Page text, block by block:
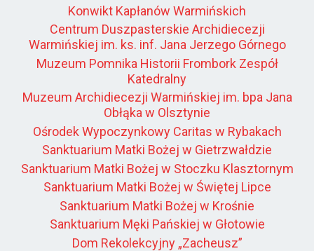
Konwikt Kapłanów Warmińskich
Centrum Duszpasterskie Archidiecezji
Warmińskiej im. ks. inf. Jana Jerzego Górnego
Muzeum Pomnika Historii Frombork Zespół
Katedralny
Muzeum Archidiecezji Warmińskiej im. bpa Jana
Obłąka w Olsztynie
Ośrodek Wypoczynkowy Caritas w Rybakach
Sanktuarium Matki Bożej w Gietrzwałdzie
Sanktuarium Matki Bożej w Stoczku Klasztornym
Sanktuarium Matki Bożej w Świętej Lipce
Sanktuarium Matki Bożej w Krośnie
Sanktuarium Męki Pańskiej w Głotowie
Dom Rekolekcyjny „Zacheusz”